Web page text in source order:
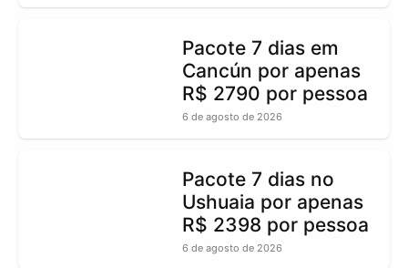
Pacote 7 dias em
Cancún por apenas
R$ 2790 por pessoa
6 de agosto de 2026
Pacote 7 dias no
Ushuaia por apenas
R$ 2398 por pessoa
6 de agosto de 2026